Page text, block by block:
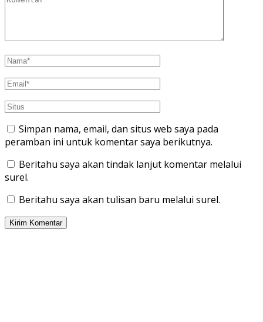
Simpan nama, email, dan situs web saya pada
peramban ini untuk komentar saya berikutnya.
Beritahu saya akan tindak lanjut komentar melalui
surel.
Beritahu saya akan tulisan baru melalui surel.